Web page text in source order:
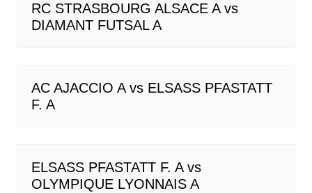
RC STRASBOURG ALSACE A vs
DIAMANT FUTSAL A
AC AJACCIO A vs ELSASS PFASTATT
F. A
ELSASS PFASTATT F. A vs
OLYMPIQUE LYONNAIS A